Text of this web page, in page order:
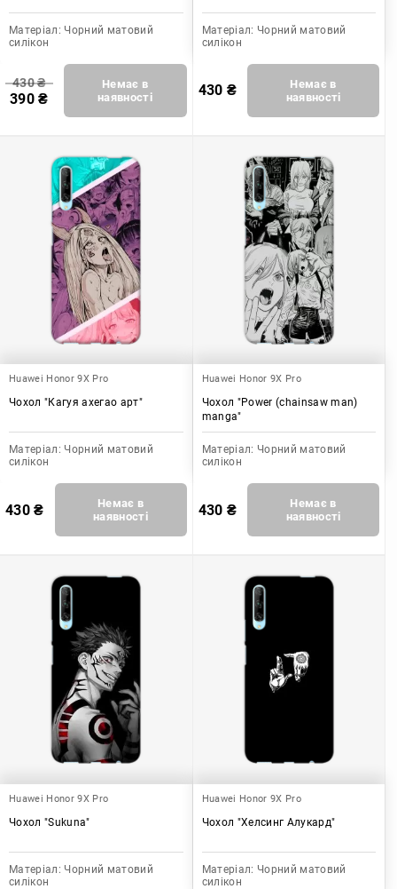
Матеріал: Чорний матовий
силікон
430₴
390₴
Немає в
наявності
Матеріал: Чорний матовий
силікон
430 ₴
Немає в
наявності
Huawei Honor 9X Pro
Чохол "Кагуя ахегао арт"
Матеріал: Чорний матовий
силікон
430₴
Немає в
наявності
Huawei Honor 9X Pro
Чохол "Power (chainsaw man)
manga"
Матеріал: Чорний матовий
силікон
430 ₴
Немає в
наявності
Huawei Honor 9X Pro
Чохол "Sukuna"
Матеріал: Чорний матовий
силікон
Huawei Honor 9X Pro
Чохол "Хелсинг Алукард"
Матеріал: Чорний матовий
силікон